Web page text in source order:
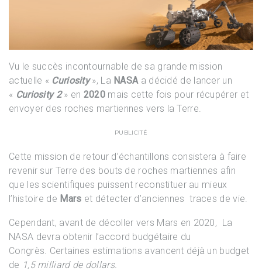
Vu le succès incontournable de sa grande mission
actuelle « Curiosity», La NASAa décidé de lancer un
« Curiosity 2» en 2020mais cette fois pour récupérer et
envoyer des roches martiennes vers la Terre.
PUBLICITÉ
Cette mission de retour d’échantillons consistera à faire
revenir sur Terre des bouts de roches martiennes afin
que les scientifiques puissent reconstituer au mieux
l’histoire de Mars et détecter d’anciennes traces de vie.
Cependant, avant de décoller vers Mars en 2020, La
NASA devra obtenir l’accord budgétaire du
Congrès. Certaines estimations avancent déjà un budget
de 1,5 milliard de dollars.